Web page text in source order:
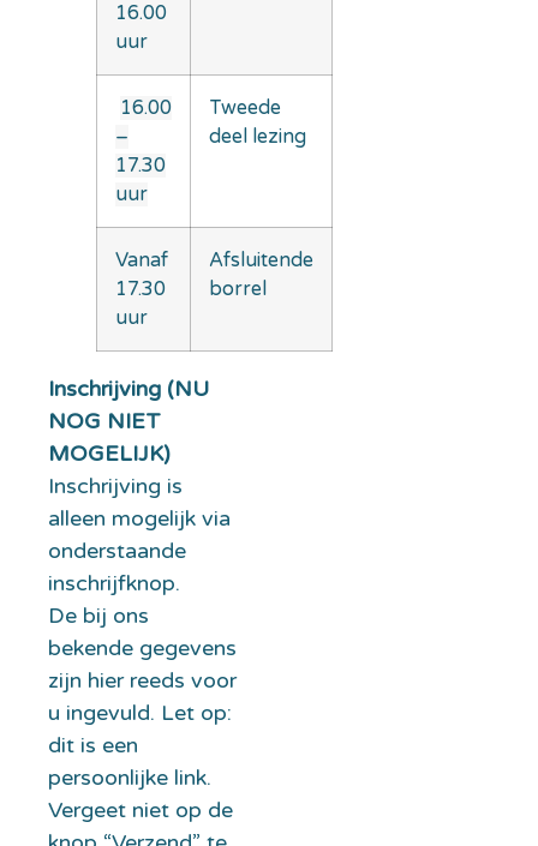
16.00
uur
16.00
–
17.30
uur
Tweede
deel lezing
Vanaf
17.30
uur
Afsluitende
borrel
Inschrijving (NU
NOG NIET
MOGELIJK)
Inschrijving is
alleen mogelijk via
onderstaande
inschrijfknop.
De bij ons
bekende gegevens
zijn hier reeds voor
u ingevuld. Let op:
dit is een
persoonlijke link.
Vergeet niet op de